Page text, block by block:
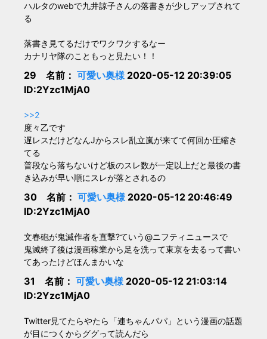
ハルタのwebで九井諒子さんの落書きが少しアップされて
る
落書き見てるだけでワクワクするなー
カナリヤ隊のこともっと見たい！！
29 名前： 可愛い奥様2020-05-12 20:39:05
ID:2Yzc1MjA0
>>2
度々乙です
遅レスだけどなんJからスレ乱立嵐が来てて何回か圧縮き
てる
普段なら落ちないけど板のスレ数が一定以上だと最後の書
き込みが早い順にスレが落とされるの
30 名前： 可愛い奥様2020-05-12 20:46:49
ID:2Yzc1MjA0
文春砲が鬼滅作者を直撃?ていう@ニフティニュースで
鬼滅終了後は漫画稼業から足を洗って東京を去るって書い
てあったけどほんまかいな
31 名前： 可愛い奥様2020-05-12 21:03:14
ID:2Yzc1MjA0
Twitter見てたらやたら「連ちゃんパパ」という漫画の話題
が目につくからググって読んだら